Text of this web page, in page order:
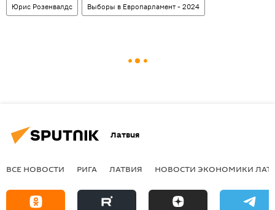
Юрис Розенвалдс Выборы в Европарламент - 2024
Латвия
ВСЕ НОВОСТИ РИГА ЛАТВИЯ НОВОСТИ ЭКОНОМИКИ